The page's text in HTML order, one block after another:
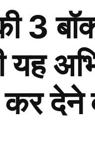
3
यह
देने